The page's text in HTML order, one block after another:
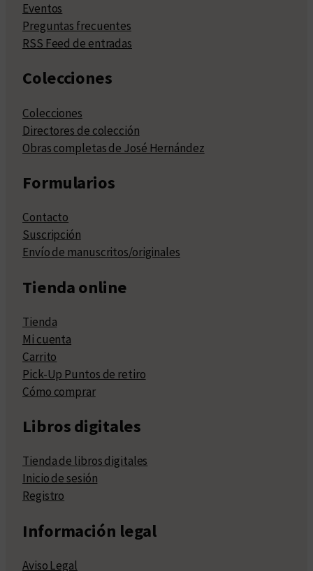
Eventos
Preguntas frecuentes
RSS Feed de entradas
Colecciones
Colecciones
Directores de colección
Obras completas de José Hernández
Formularios
Contacto
Suscripción
Envío de manuscritos/originales
Tienda online
Tienda
Mi cuenta
Carrito
Pick-Up Puntos de retiro
Cómo comprar
Libros digitales
Tienda de libros digitales
Inicio de sesión
Registro
Información legal
Aviso Legal